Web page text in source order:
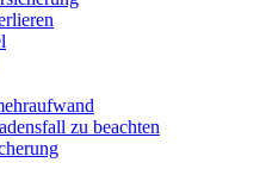
zu beachten